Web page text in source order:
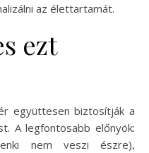
az élettartamát.
ezt
együttesen biztosítják a
A legfontosabb előnyök:
nem veszi észre),